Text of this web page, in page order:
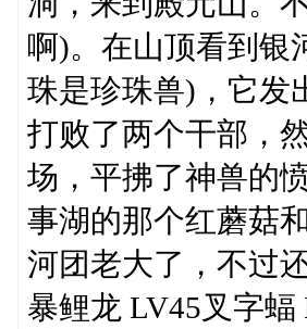
啊)。在山顶看到银
珠是珍珠兽)，它发
打败了两个干部，
场，平拂了神兽的
事湖的那个红蘑菇
河团老大了，不过
暴鲤龙 LV45叉字